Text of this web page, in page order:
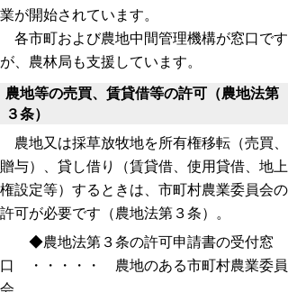
業が開始されています。
各市町および農地中間管理機構が窓口です
が、農林局も支援しています。
農地等の売買、賃貸借等の許可（農地法第
３条）
農地又は採草放牧地を所有権移転（売買、
贈与）、貸し借り（賃貸借、使用貸借、地上
権設定等）するときは、市町村農業委員会の
許可が必要です（農地法第３条）。
◆農地法第３条の許可申請書の受付窓
口 ・・・・・ 農地のある市町村農業委員